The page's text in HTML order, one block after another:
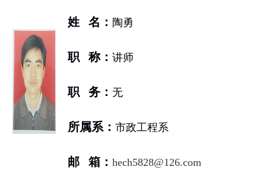
姓 名： 陶勇
职 称：讲师
职 务： 无
所属系：市政工程系
邮 箱：hech5828@126.com